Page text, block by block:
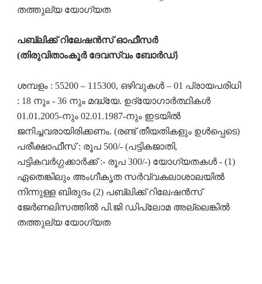
തത്തുല്യ യോഗ്യത
പബ്ലിക്ക് റിലേഷൻസ് ഓഫീസർ
(തിരുവിതാംകൂർ ദേവസ്വം ബോർഡ്)
ശമ്പളം : 55200 – 115300, ഒഴിവുകൾ – 01 പ്രായപരിധി
: 18 നും - 36 നും മദ്ധ്യേ. ഉദ്യോഗാർത്ഥികൾ
01.01.2005-നും 02.01.1987-നും ഇടയിൽ
ജനിച്ചവരായിരിക്കണം. (രണ്ട് തീയതികളും ഉൾപ്പെടെ)
പരീക്ഷാഫീസ് : രൂപ 500/- (പട്ടികജാതി,
പട്ടികവർഗ്ഗക്കാർക്ക് :- രൂപ 300/-) യോഗ്യതകൾ - (1)
ഏതെങ്കിലും അംഗീകൃത സർവ്വകലാശാലയിൽ
നിന്നുള്ള ബിരുദം (2) പബ്ലിക്ക് റിലേഷൻസ്
ജേർണലിസത്തിൽ പി.ജി ഡിപ്ലോമ അല്ലെങ്കിൽ
തത്തുല്യ യോഗ്യത